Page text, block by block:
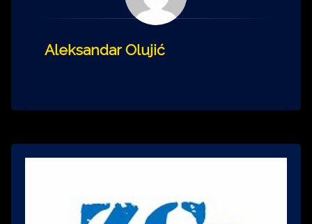
Aleksandar Olujić